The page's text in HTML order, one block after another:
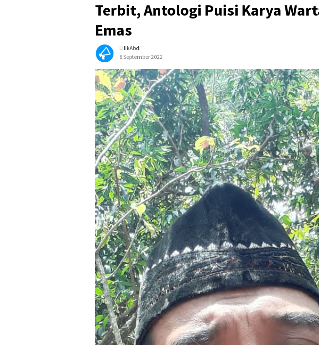
Terbit, Antologi Puisi Karya
Emas
LilikAbdi
8 September 2022